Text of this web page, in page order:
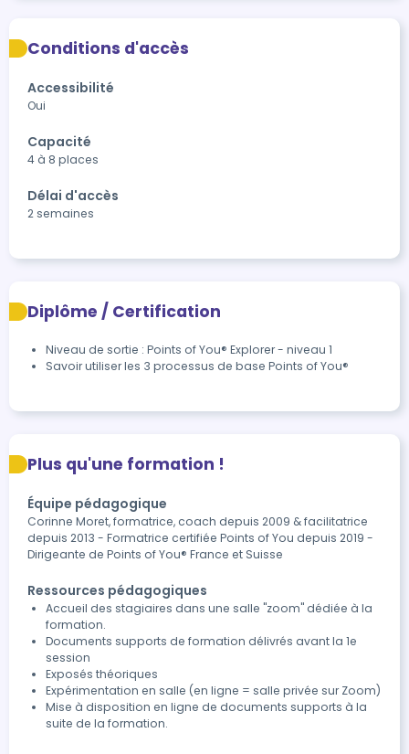
Conditions d'accès
Accessibilité
Oui
Capacité
4 à 8 places
Délai d'accès
2 semaines
Diplôme / Certification
Niveau de sortie : Points of You® Explorer - niveau 1
Savoir utiliser les 3 processus de base Points of You®
Plus qu'une formation !
Équipe pédagogique
Corinne Moret, formatrice, coach depuis 2009 & facilitatrice
depuis 2013 - Formatrice certifiée Points of You depuis 2019 -
Dirigeante de Points of You® France et Suisse
Ressources pédagogiques
Accueil des stagiaires dans une salle "zoom" dédiée à la
formation.
Documents supports de formation délivrés avant la 1e
session
Exposés théoriques
Expérimentation en salle (en ligne = salle privée sur Zoom)
Mise à disposition en ligne de documents supports à la
suite de la formation.